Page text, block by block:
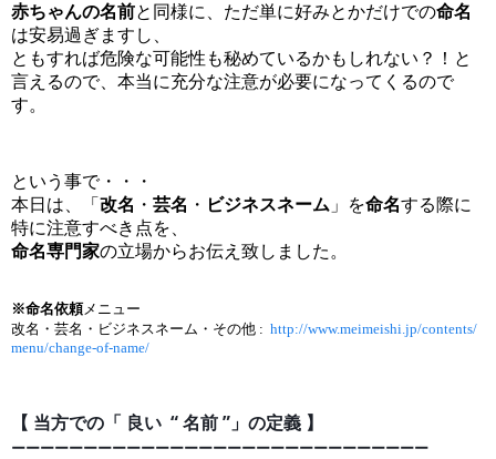
赤ちゃんの名前と同様に、ただ単に好みとかだけでの命名
は安易過ぎますし、
ともすれば危険な可能性も秘めているかもしれない？！と
言えるので、本当に充分な注意が必要になってくるので
す。
という事で・・・
本日は、
「 改名 ・ 芸名 ・ ビジネスネーム 」 を命名する際に
特に注意すべき点を、
命名専門家の立場からお伝え致しました。
※命名依頼メニュー
改名・芸名・ビジネスネーム・その他 : http://www.meimeishi.jp/contents/
menu/change-of-name/
【 当方での「 良い “ 名前 ”」の定義 】
ーーーーーーーーーーーーーーーーーーーーーーーーーーーーー